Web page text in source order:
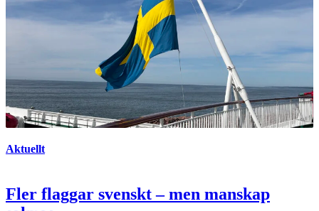
Aktuellt
Fler flaggar svenskt – men manskap